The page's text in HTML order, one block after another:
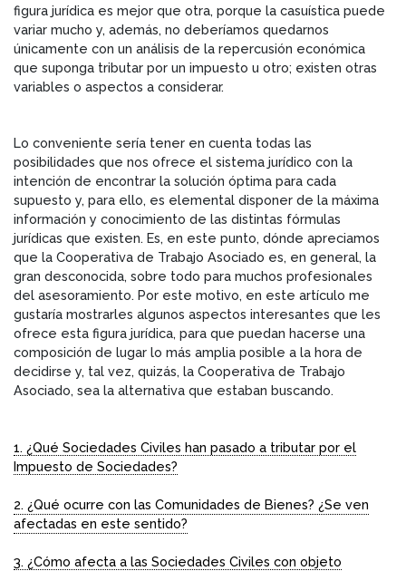
figura jurídica es mejor que otra, porque la casuística puede
variar mucho y, además, no deberíamos quedarnos
únicamente con un análisis de la repercusión económica
que suponga tributar por un impuesto u otro; existen otras
variables o aspectos a considerar.
Lo conveniente sería tener en cuenta todas las
posibilidades que nos ofrece el sistema jurídico con la
intención de encontrar la solución óptima para cada
supuesto y, para ello, es elemental disponer de la máxima
información y conocimiento de las distintas fórmulas
jurídicas que existen. Es, en este punto, dónde apreciamos
que la Cooperativa de Trabajo Asociado es, en general, la
gran desconocida, sobre todo para muchos profesionales
del asesoramiento. Por este motivo, en este artículo me
gustaría mostrarles algunos aspectos interesantes que les
ofrece esta figura jurídica, para que puedan hacerse una
composición de lugar lo más amplia posible a la hora de
decidirse y, tal vez, quizás, la Cooperativa de Trabajo
Asociado, sea la alternativa que estaban buscando.
1. ¿Qué Sociedades Civiles han pasado a tributar por el
Impuesto de Sociedades?
2. ¿Qué ocurre con las Comunidades de Bienes? ¿Se ven
afectadas en este sentido?
3. ¿Cómo afecta a las Sociedades Civiles con objeto